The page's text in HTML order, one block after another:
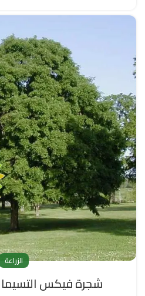
الزراعة
شجرة فيكس التسيما Ficus altissima